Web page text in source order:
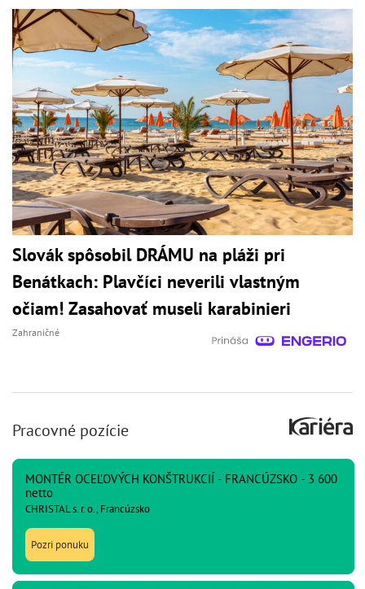
Slovák spôsobil DRÁMU na pláži pri
Benátkach: Plavčíci neverili vlastným
očiam! Zasahovať museli karabinieri
Zahraničné
Pracovné pozície
MONTÉR OCEĽOVÝCH KONŠTRUKCIÍ - FRANCÚZSKO - 3 600
netto
CHRISTAL s. r. o., Francúzsko
Pozri ponuku